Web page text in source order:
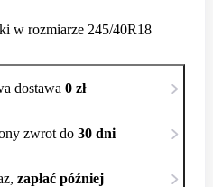
w rozmiarze 245/40R18
dostawa 0 zł
zwrot do 30 dni
zapłać później